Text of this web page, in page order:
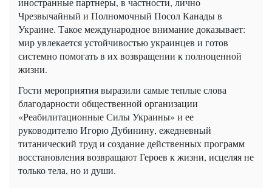
Чрезвычайный и Полномочный Посол Канады в
Украине. Такое международное внимание доказывает:
мир увлекается устойчивостью украинцев и готов
системно помогать в их возвращении к полноценной
жизни.
Гости мероприятия выразили самые теплые слова
благодарности общественной организации
«Реабилитационные Силы Украины» и ее
руководителю Игорю Дубинину, ежедневный
титанический труд и создание действенных программ
восстановления возвращают Героев к жизни, исцеляя не
только тела, но и души.